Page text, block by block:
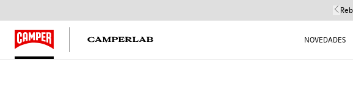
NOVEDADES